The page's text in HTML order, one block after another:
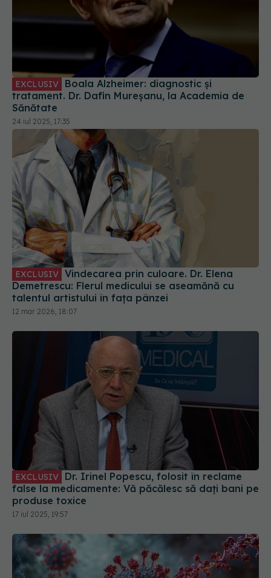
EXCLUSIV
tratament. Dr. Dafin Mureșanu, la Academia de
Sănătate
24 iul 2025, 17:35
EXCLUSIV
Demetrescu: Flerul medicului se aseamănă cu
talentul artistului în fața pânzei
12 mar 2026, 18:07
EXCLUSIV
false la medicamente: Vă păcălesc să dați bani pe
produse toxice
17 iul 2025, 19:57